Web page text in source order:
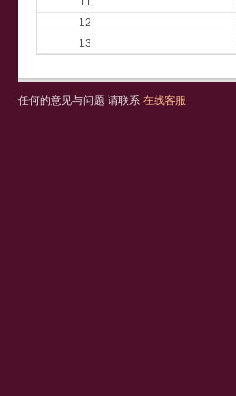
12
13
任何的意见与问题 请联系 在线客服